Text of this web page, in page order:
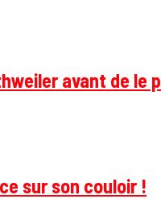
avant de le
sur son couloir !